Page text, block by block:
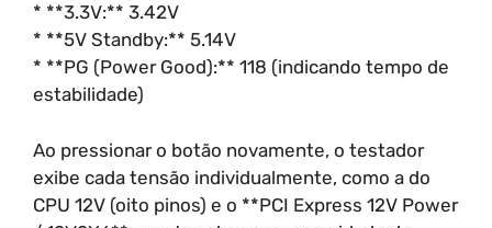
* **3.3V:** 3.42V
* **5V Standby:** 5.14V
* **PG (Power Good):** 118 (indicando tempo de
estabilidade)
Ao pressionar o botão novamente, o testador
exibe cada tensão individualmente, como a do
CPU 12V (oito pinos) e o **PCI Express 12V Power